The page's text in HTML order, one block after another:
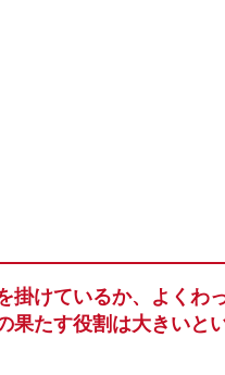
掛けているか、よくわ
果たす役割は大きいと